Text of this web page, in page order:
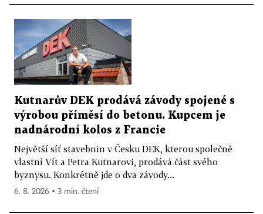
Kutnarův DEK prodává závody spojené s
výrobou příměsí do betonu. Kupcem je
nadnárodní kolos z Francie
Největší síť stavebnin v Česku DEK, kterou společně
vlastní Vít a Petra Kutnarovi, prodává část svého
byznysu. Konkrétně jde o dva závody...
6. 8. 2026 ▪ 3 min. čtení